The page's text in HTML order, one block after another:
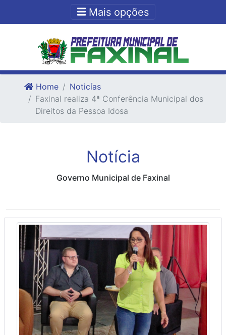
Ir para o fim do conteudo
Mais opções
Home
Noticías
Faxinal realiza 4ª Conferência Municipal dos
Direitos da Pessoa Idosa
Notícia
Governo Municipal de Faxinal